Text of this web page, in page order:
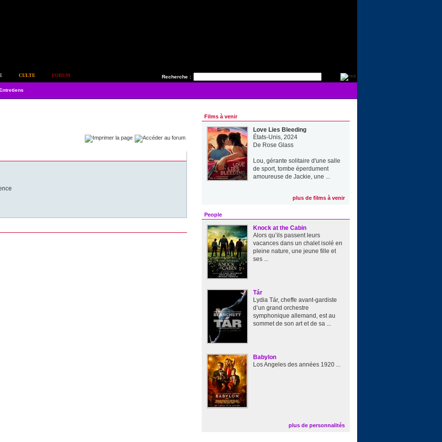
Recherche :
CULTE FORUM
Films à venir
Love Lies Bleeding
États-Unis, 2024
De Rose Glass
Lou, gérante solitaire d'une salle
de sport, tombe éperdument
amoureuse de Jackie, une ...
plus de films à venir
People
Knock at the Cabin
Alors qu’ils passent leurs
vacances dans un chalet isolé en
pleine nature, une jeune fille et
ses ...
Tár
Lydia Tár, cheffe avant-gardiste
d’un grand orchestre
symphonique allemand, est au
sommet de son art et de sa ...
Babylon
Los Angeles des années 1920 ...
plus de personnalités